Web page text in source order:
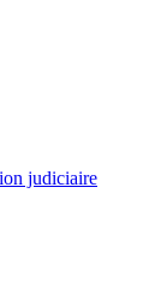
judiciaire